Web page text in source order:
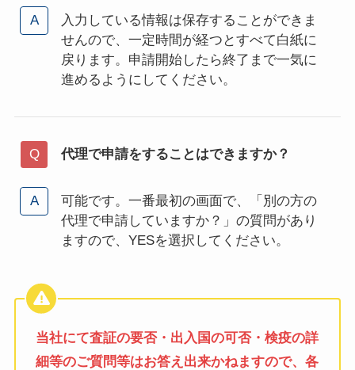
入力している情報は保存することができま
せんので、一定時間が経つとすべて白紙に
戻ります。申請開始したら終了まで一気に
進めるようにしてください。
代理で申請をすることはできますか？
可能です。一番最初の画面で、「別の方の
代理で申請していますか？」の質問があり
ますので、YESを選択してください。
当社にて査証の要否・出入国の可否・検疫の詳
細等のご質問等はお答え出来かねますので、各